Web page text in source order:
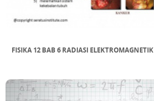
FISIKA 12 BAB 6 RADIASI ELEKTROMAGNETIK